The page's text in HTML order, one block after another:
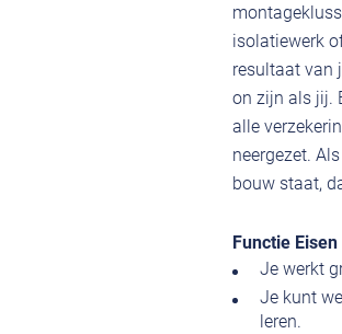
isolatiewerk
resultaat van
on zijn als jij.
alle
neergezet.
bouw staat,
Functie Eisen
Je werkt
Je kunt
leren.